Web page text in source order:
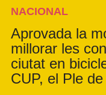
NACIONAL
Aprovada la
millorar les
ciutat en
CUP, el Ple